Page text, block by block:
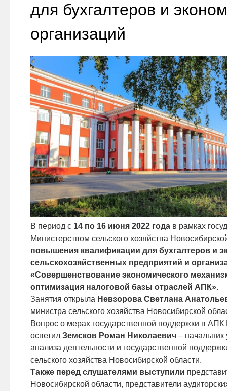
для бухгалтеров и
организаций
В период с 14 по 16 июня 2022 года в рамках
Министерством сельского хозяйства
повышения квалификации для бухгалтеров и
сельскохозяйственных предприятий и
«Совершенствование экономического
оптимизация налоговой базы отраслей АПК».
Занятия открыла Невзорова Светлана
министра сельского хозяйства Новосибирской
Вопрос о мерах государственной поддержки в АПК
осветил Земсков Роман Николаевич – начальник
анализа деятельности и государственной
сельского хозяйства Новосибирской области.
Также перед слушателями выступили
Новосибирской области, представители